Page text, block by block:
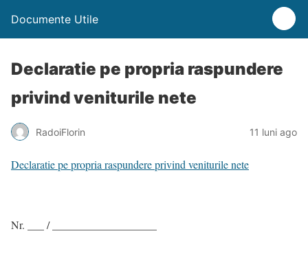
Documente Utile
Declaratie pe propria raspundere
privind veniturile nete
RadoiFlorin 11 luni ago
Declaratie pe propria raspundere privind veniturile nete
Nr. ___ / ___________________